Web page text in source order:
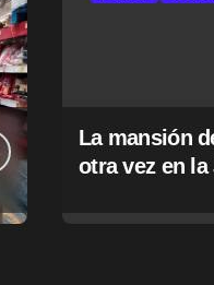
La mansión
otra vez en